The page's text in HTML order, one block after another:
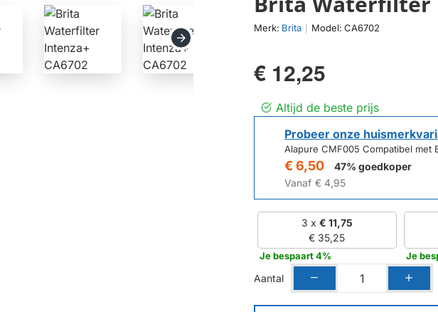
Merk: Brita Model: CA6702
€ 12,25
Altijd de beste prijs
Probeer onze
Alapure CMF005 Compatibel met
€ 6,50
47% goedkoper
Vanaf € 4,95
3 x € 11,75
€ 35,25
Je bespaart 4% Je
Aantal